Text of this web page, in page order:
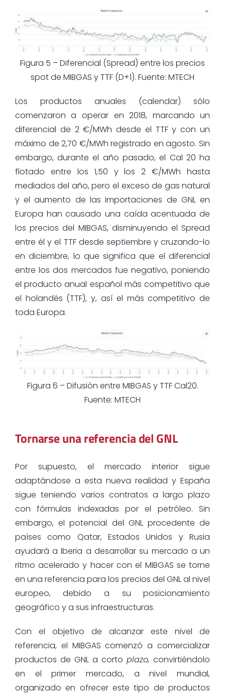
Figura 5 – Diferencial (Spread) entre los precios
spot de MIBGAS y TTF (D+1). Fuente: MTECH
Los productos anuales (calendar) sólo
comenzaron a operar en 2018, marcando un
diferencial de 2 €/MWh desde el TTF y con un
máximo de 2,70 €/MWh registrado en agosto. Sin
embargo, durante el año pasado, el Cal 20 ha
flotado entre los 1,50 y los 2 €/MWh hasta
mediados del año, pero el exceso de gas natural
y el aumento de las importaciones de GNL en
Europa han causado una caída acentuada de
los precios del MIBGAS, disminuyendo el Spread
entre él y el TTF desde septiembre y cruzando-lo
en diciembre, lo que significa que el diferencial
entre los dos mercados fue negativo, poniendo
el producto anual español más competitivo que
el holandés (TTF), y, así el más competitivo de
toda Europa.
Figura 6 – Difusión entre MIBGAS y TTF Cal20.
Fuente: MTECH
Tornarse una referencia del GNL
Por supuesto, el mercado interior sigue
adaptándose a esta nueva realidad y España
sigue teniendo varios contratos a largo plazo
con fórmulas indexadas por el petróleo. Sin
embargo, el potencial del GNL procedente de
países como Qatar, Estados Unidos y Rusia
ayudará a Iberia a desarrollar su mercado a un
ritmo acelerado y hacer con el MIBGAS se torne
en una referencia para los precios del GNL al nivel
europeo, debido a su posicionamiento
geográfico y a sus infraestructuras.
Con el objetivo de alcanzar este nivel de
referencia, el MIBGAS comenzó a comercializar
productos de GNL a cortoplazo, convirtiéndolo
en el primer mercado, a nivel mundial,
organizado en ofrecer este tipo de productos